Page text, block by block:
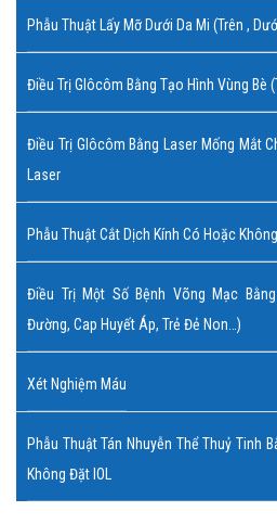
Phẫu Thuật Lấy Mỡ Dưới Da Mi (trên ,
Điều Trị Glôcôm Bằng Tạo Hình Vùng Bè
Điều Trị Glôcôm Bằng Laser Mống Mắt
Laser
Phẫu Thuật Cắt Dịch Kính Có Hoặc
Điều Trị Một Số Bệnh Võng Mạc
Đường, Cap Huyết Áp, Trẻ Đẻ Non…)
Xét Nghiệm Máu
Phẫu Thuật Tán Nhuyễn Thể Thuỷ Tinh
Không Đặt IOL